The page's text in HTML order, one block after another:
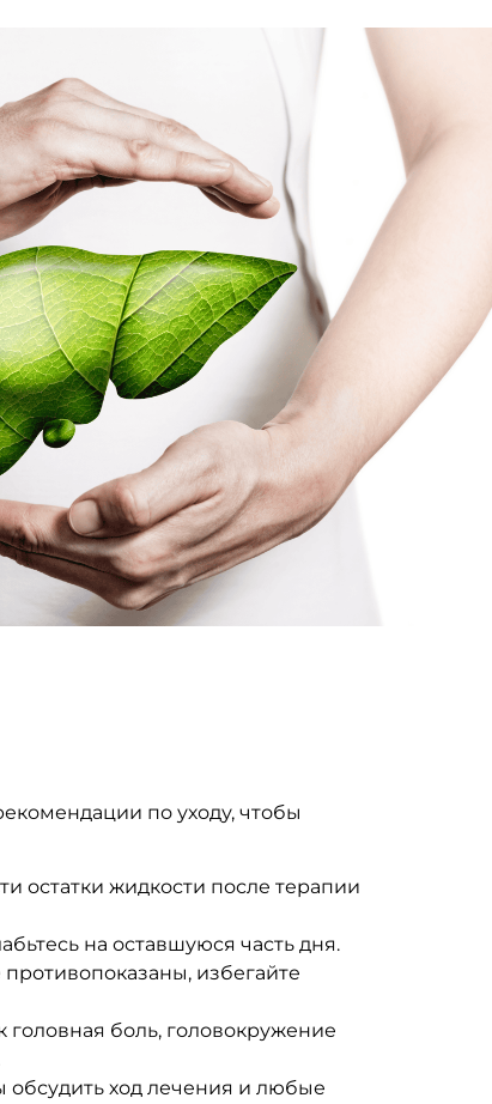
по уходу, чтобы
остатки жидкости после терапии
на оставшуюся часть дня.
избегайте
боль, головокружение
ход лечения и любые